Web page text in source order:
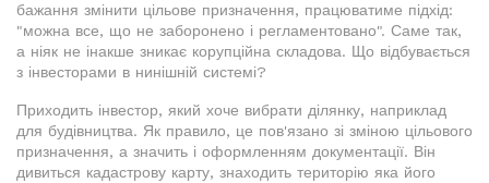
бажання змінити цільове призначення, працюватиме підхід:
"можна все, що не заборонено і регламентовано". Саме так,
а ніяк не інакше зникає корупційна складова. Що відбувається
з інвесторами в нинішній системі?
Приходить інвестор, який хоче вибрати ділянку, наприклад
для будівництва. Як правило, це пов'язано зі зміною цільового
призначення, а значить і оформленням документації. Він
дивиться кадастрову карту, знаходить територію яка його